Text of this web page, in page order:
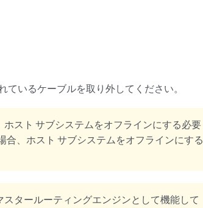
いるケーブルを取り外してください。
スト サブシステムをオフラインにする必要
合、ホスト サブシステムをオフラインにする
タールーティングエンジンとして機能して